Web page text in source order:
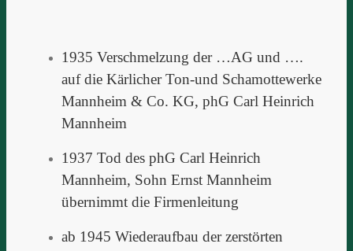
1935 Verschmelzung der …AG und ….
auf die Kärlicher Ton-und Schamottewerke
Mannheim & Co. KG, phG Carl Heinrich
Mannheim
1937 Tod des phG Carl Heinrich
Mannheim, Sohn Ernst Mannheim
übernimmt die Firmenleitung
ab 1945 Wiederaufbau der zerstörten